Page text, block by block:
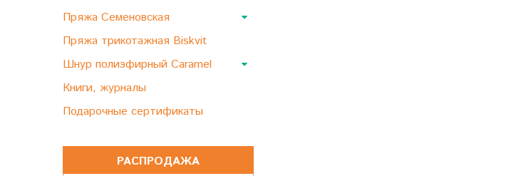
Пряжа Семеновская
Пряжа трикотажная Biskvit
Шнур полиэфирный Caramel
Книги, журналы
Подарочные сертификаты
РАСПРОДАЖА